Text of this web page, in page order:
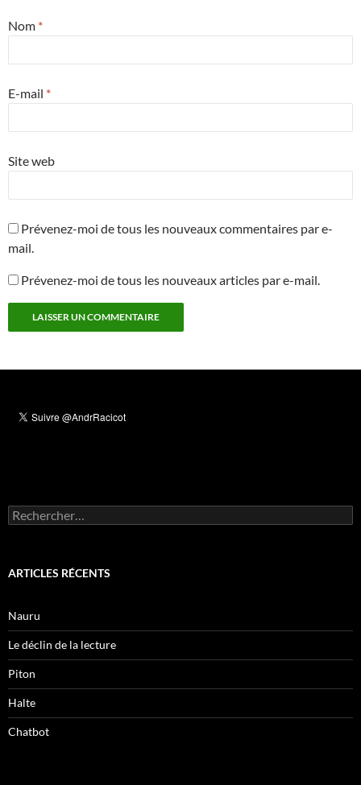
Nom *
E-mail *
Site web
Prévenez-moi de tous les nouveaux commentaires par e-
mail.
Prévenez-moi de tous les nouveaux articles par e-mail.
Rechercher :
ARTICLES RÉCENTS
Nauru
Le déclin de la lecture
Piton
Halte
Chatbot